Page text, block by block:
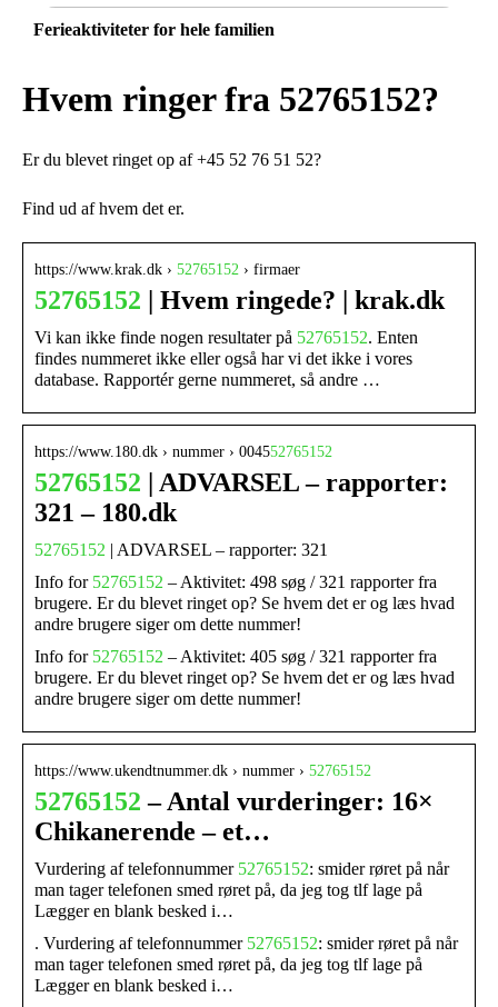
Ferieaktiviteter for hele familien
Hvem ringer fra 52765152?
Er du blevet ringet op af +45 52 76 51 52?
Find ud af hvem det er.
https://www.krak.dk › 52765152 › firmaer
52765152 | Hvem ringede? | krak.dk
Vi kan ikke finde nogen resultater på 52765152. Enten
findes nummeret ikke eller også har vi det ikke i vores
database. Rapportér gerne nummeret, så andre …
https://www.180.dk › nummer › 004552765152
52765152 | ADVARSEL – rapporter:
321 – 180.dk
52765152 | ADVARSEL – rapporter: 321
Info for 52765152 – Aktivitet: 498 søg / 321 rapporter fra
brugere. Er du blevet ringet op? Se hvem det er og læs hvad
andre brugere siger om dette nummer!
Info for 52765152 – Aktivitet: 405 søg / 321 rapporter fra
brugere. Er du blevet ringet op? Se hvem det er og læs hvad
andre brugere siger om dette nummer!
https://www.ukendtnummer.dk › nummer › 52765152
52765152 – Antal vurderinger: 16×
Chikanerende – et…
Vurdering af telefonnummer 52765152: smider røret på når
man tager telefonen smed røret på, da jeg tog tlf lage på
Lægger en blank besked i…
. Vurdering af telefonnummer 52765152: smider røret på når
man tager telefonen smed røret på, da jeg tog tlf lage på
Lægger en blank besked i…